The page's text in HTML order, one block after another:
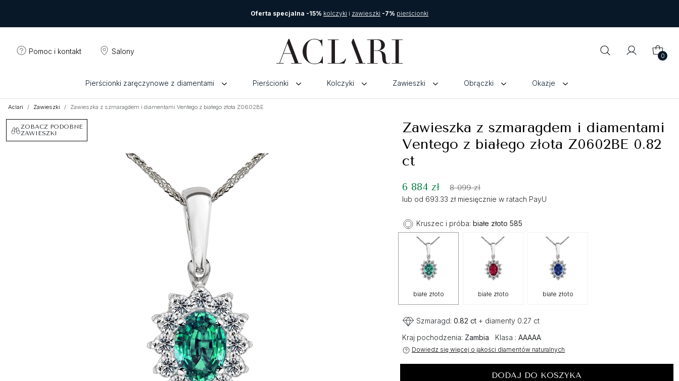
Oferta specjalna -15% kolczyki i zawieszki -7% pierścionki
Pomoc i kontakt Salony
0
Pierścionki zaręczynowe z diamentami Pierścionki Kolczyki Zawieszki Obrączki Okazje
Aclari Zawieszki Zawieszka z szmaragdem i diamentami Ventego z białego złota Z0602BE
ZOBACZ PODOBNE
ZAWIESZKI
Zawieszka z szmaragdem i diamentami
Ventego z białego złota Z0602BE 0.82
ct
6 884 zł 8 099 zł
lub od 693.33 zł miesięcznie w ratach PayU
Kruszec i próba: białe złoto 585
białe złoto białe złoto białe złoto
Szmaragd: 0.82 ct + diamenty 0.27 ct
Kraj pochodzenia: Zambia Klasa : AAAAA
Dowiedz się więcej o jakości diamentów naturalnych
DODAJ DO KOSZYKA